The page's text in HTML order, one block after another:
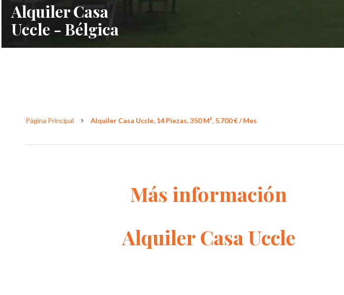
Alquiler Casa
Uccle - Bélgica
Página Principal Alquiler Casa Uccle, 14 Piezas, 350 M², 5.700 € / Mes
Más información
Alquiler Casa Uccle